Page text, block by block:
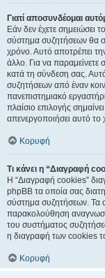
Γιατί αποσυνδέομαι
Εάν δεν έχετε σημειώσει
σύστημα συζητήσεων θα
χρόνο. Αυτό αποτρέπει
άλλο. Για να παραμείνετε
κατά τη σύνδεση σας.
συζητήσεων από έναν
πανεπιστημιακό
πλαίσιο επιλογής
απενεργοποιήσει αυτό το
Κορυφή
Τι κάνει η “Διαγραφή
Η “Διαγραφή cookies”
phpBB τα οποία σας
σύστημα συζητήσεων. Τα
παρακολούθηση
του συστήματος
η διαγραφή των cookies
Κορυφή